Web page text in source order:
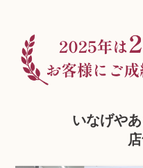
いなげや